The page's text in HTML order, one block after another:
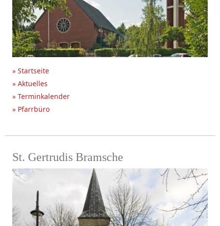
» Startseite
» Aktuelles
» Terminkalender
» Pfarrbüro
St. Gertrudis Bramsche